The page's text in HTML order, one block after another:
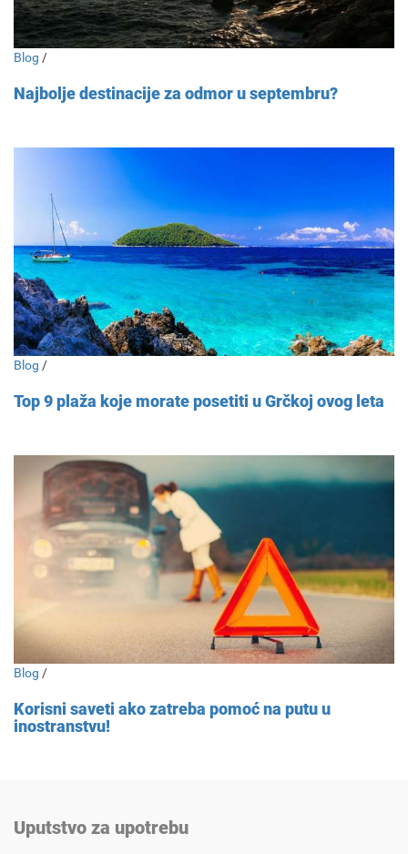
Blog /
Najbolje destinacije za odmor u septembru?
Blog /
Top 9 plaža koje morate posetiti u Grčkoj ovog leta
Blog /
Korisni saveti ako zatreba pomoć na putu u
inostranstvu!
Uputstvo za upotrebu